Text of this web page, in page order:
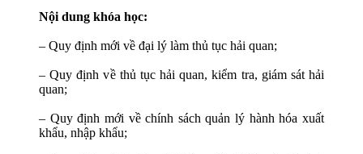
Nội dung khóa học:
– Quy định mới về đại lý làm thủ tục hải quan;
– Quy định về thủ tục hải quan, kiểm tra, giám sát hải
quan;
– Quy định mới về chính sách quản lý hành hóa xuất
khẩu, nhập khẩu;